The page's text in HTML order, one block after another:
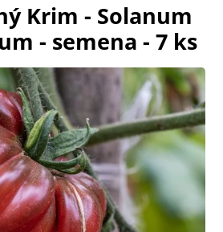
Krim - Solanum
- semena - 7 ks